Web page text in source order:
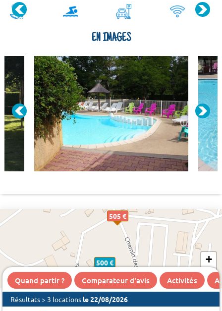
EN IMAGES
500 €
505 €
+
−
Quand partir ? Comparateur d'avis Activités A
Résultats > 3 locations le 22/08/2026